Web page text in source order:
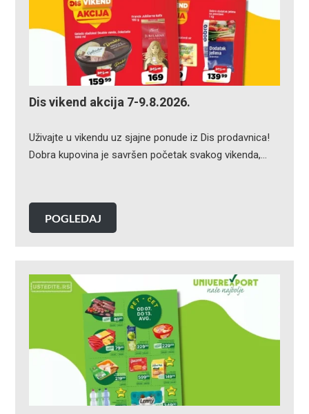
Dis vikend akcija 7-9.8.2026.
Uživajte u vikendu uz sjajne ponude iz Dis prodavnica!
Dobra kupovina je savršen početak svakog vikenda,…
POGLEDAJ